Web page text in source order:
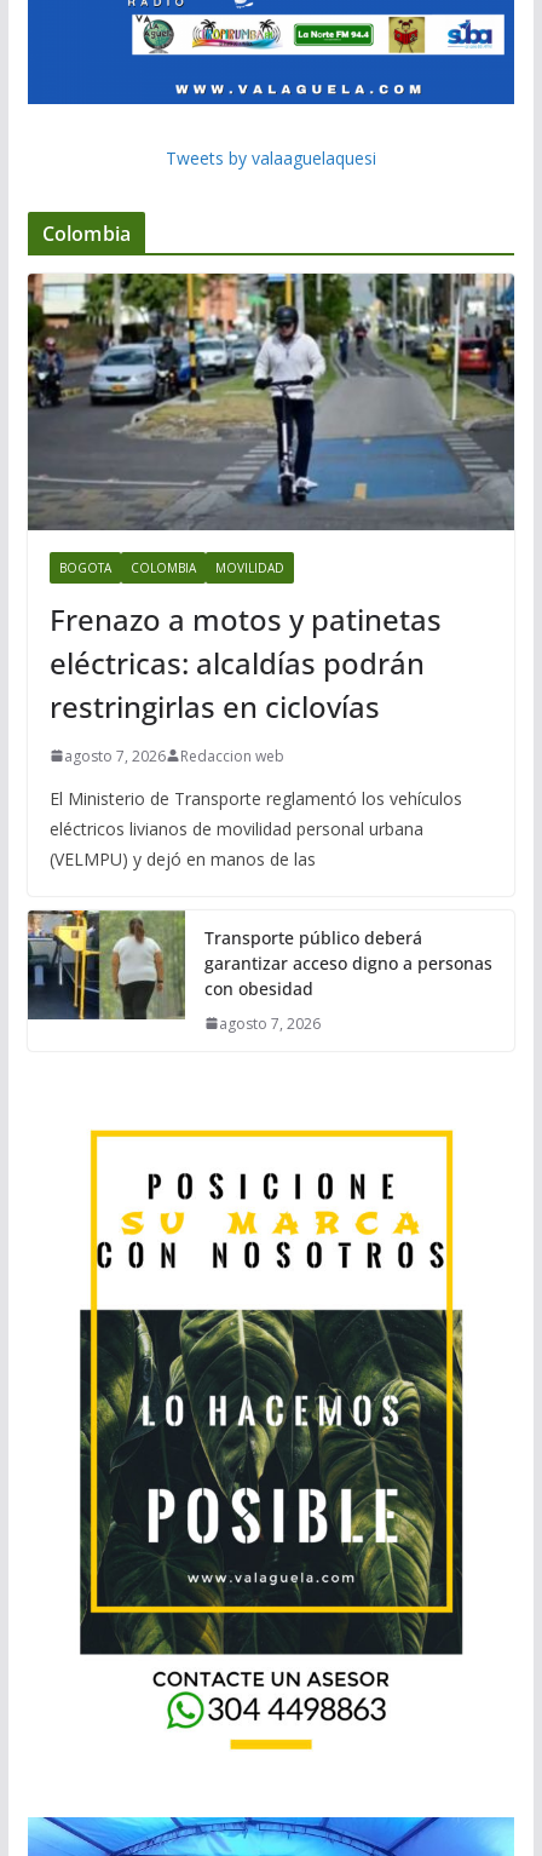
Tweets by valaaguelaquesi
Colombia
BOGOTA COLOMBIA MOVILIDAD
Frenazo a motos y patinetas
eléctricas: alcaldías podrán
restringirlas en ciclovías
agosto 7, 2026 Redaccion web
El Ministerio de Transporte reglamentó los vehículos
eléctricos livianos de movilidad personal urbana
(VELMPU) y dejó en manos de las
Transporte público deberá
garantizar acceso digno a personas
con obesidad
agosto 7, 2026